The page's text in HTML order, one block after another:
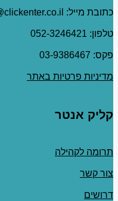
כתובת מייל: hadracha@clickenter.co.il
טלפון: 052-3246421
פקס: 03-9386467
מדיניות פרטיות באתר
קליק אנטר
תרומה לקהילה
צור קשר
דרושים